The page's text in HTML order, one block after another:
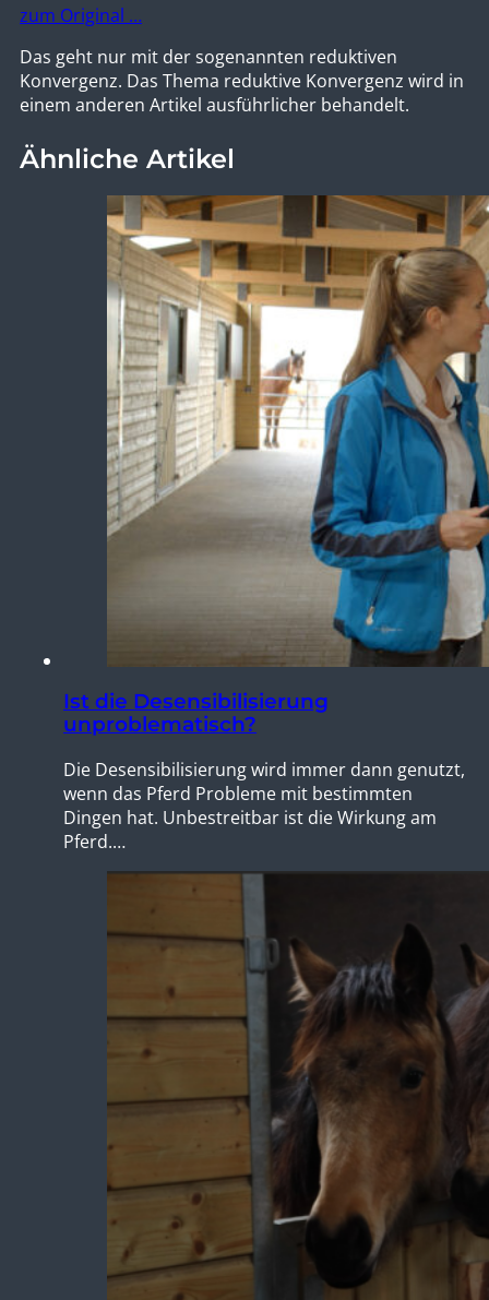
zum Original …
Das geht nur mit der sogenannten reduktiven
Konvergenz. Das Thema reduktive Konvergenz wird in
einem anderen Artikel ausführlicher behandelt.
Ähnliche Artikel
Ist die Desensibilisierung
unproblematisch?
Die Desensibilisierung wird immer dann genutzt,
wenn das Pferd Probleme mit bestimmten
Dingen hat. Unbestreitbar ist die Wirkung am
Pferd.…